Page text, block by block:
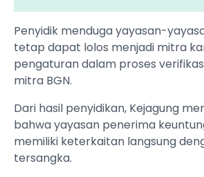
Penyidik menduga yayasan-
tetap dapat lolos menjadi mitra
pengaturan dalam proses
mitra BGN.
Dari hasil penyidikan, Kejagung
bahwa yayasan penerima
memiliki keterkaitan langsung
tersangka.